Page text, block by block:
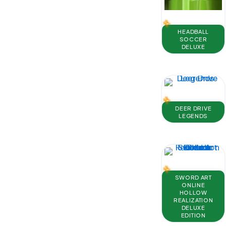
HEADBALL
SOCCER
DELUXE
DEER DRIVE
LEGENDS
SWORD ART
ONLINE
HOLLOW
REALIZATION
DELUXE
EDITION